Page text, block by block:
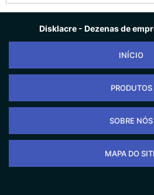
Disklacre - Dezenas de
INÍCIO
PRODUTOS
SOBRE NÓS
MAPA DO